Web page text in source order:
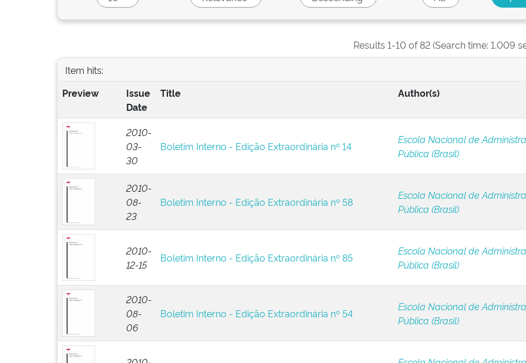
Results 1-10 of 82 (Search time: 1.009
Item hits:
Preview
Issue
Date
Title Author(s)
2010-
03-
30
Boletim Interno - Edição Extraordinária nº 14
Escola Nacional de
Pública (Brasil)
2010-
08-
23
Boletim Interno - Edição Extraordinária nº 58
Escola Nacional de
Pública (Brasil)
2010-
12-15
Boletim Interno - Edição Extraordinária nº 85
Escola Nacional de
Pública (Brasil)
2010-
08-
06
Boletim Interno - Edição Extraordinária nº 54
Escola Nacional de
Pública (Brasil)